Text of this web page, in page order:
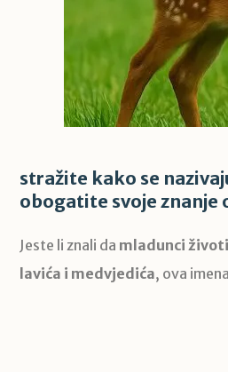
stražite kako se
obogatite svoje znanje
Jeste li znali da mladunci
lavića i medvjedića, ova